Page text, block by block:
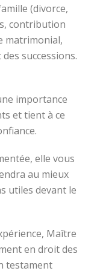
(divorce,
contribution
matrimonial,
successions.
importance
et tient à ce
elle vous
au mieux
utiles devant le
Maître
en droit des
testament